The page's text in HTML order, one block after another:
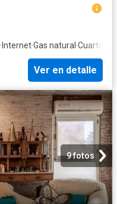
· Internet·Gas natural ·Cuarto de
Ver en detalle
9 fotos